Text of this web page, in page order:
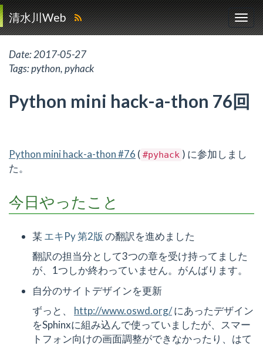
清水川Web
Date:2017-05-27
Tags:python,pyhack
Python mini hack-a-thon 76回
Python mini hack-a-thon #76 ( #pyhack ) に参加しまし
た。
今日やったこと
某 エキPy 第2版 の翻訳を進めました
翻訳の担当分として3つの章を受け持ってました
が、1つしか終わっていません。がんばります。
自分のサイトデザインを更新
ずっと、 http://www.oswd.org/にあったデザイン
をSphinxに組み込んで使っていましたが、スマー
トフォン向けの画面調整ができなかったり、はて